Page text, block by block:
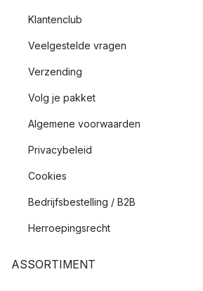
Klantenclub
Veelgestelde vragen
Verzending
Volg je pakket
Algemene voorwaarden
Privacybeleid
Cookies
Bedrijfsbestelling / B2B
Herroepingsrecht
ASSORTIMENT